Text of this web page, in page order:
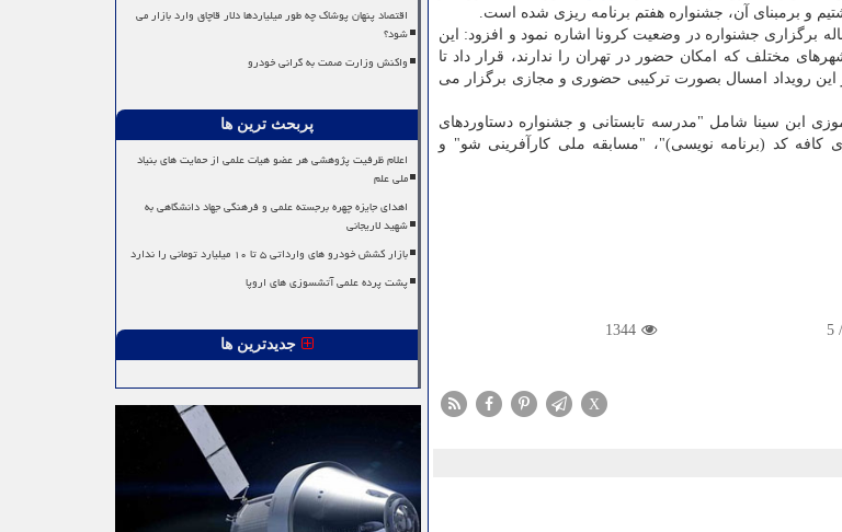
و برمبنای آن، جشنواره هفتم برنامه ریزی شده است.
از دبیرخانه دائمی جشنواره دانش آموزی ابن سینا، رشیدی به تجربه ۲ ساله برگزاری جشنواره در وضعیت کرونا اشاره نمود و افزود: این
مختلف که امکان حضور در تهران را ندارند، قرار داد تا
رویداد امسال بصورت ترکیبی حضوری و مجازی برگزار می
ابن سینا شامل "مدرسه تابستانی و جشنواره دستاوردهای
کافه کد (برنامه نویسی)"، "مسابقه ملی کارآفرینی شو" و
/
5
1344
X
اقتصاد پنهان پوشاک چه طور میلیاردها دلار قاچاق وارد بازار می
شود؟
واکنش وزارت صمت به گرانی خودرو
پربحث ترین ها
اعلام ظرفیت پژوهشی هر عضو هیات علمی از حمایت های بنیاد
ملی علم
اهدای جایزه چهره برجسته علمی و فرهنگی جهاد دانشگاهی به
شهید لاریجانی
بازار کشش خودرو های وارداتی ۵ تا ۱۰ میلیارد تومانی را ندارد
پشت پرده علمی آتشسوزی های اروپا
جدیدترین ها